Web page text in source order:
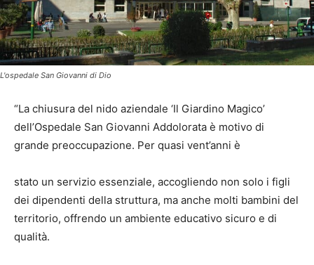
L'ospedale San Giovanni di Dio
“La chiusura del nido aziendale ‘Il Giardino Magico’
dell’Ospedale San Giovanni Addolorata è motivo di
grande preoccupazione. Per quasi vent’anni è
stato un servizio essenziale, accogliendo non solo i figli
dei dipendenti della struttura, ma anche molti bambini del
territorio, offrendo un ambiente educativo sicuro e di
qualità.